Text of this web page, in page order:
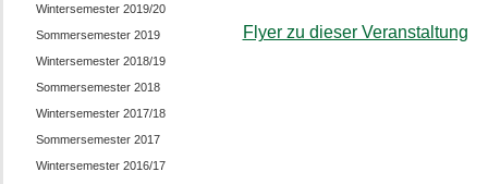
Wintersemester 2019/20
Sommersemester 2019
Wintersemester 2018/19
Sommersemester 2018
Wintersemester 2017/18
Sommersemester 2017
Wintersemester 2016/17
Flyer zu dieser Veranstaltung